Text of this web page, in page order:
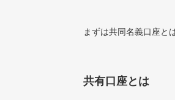
まずは共同名義口座と
共有口座とは